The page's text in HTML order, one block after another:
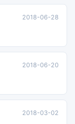
2018-06-28
2018-06-20
2018-03-02